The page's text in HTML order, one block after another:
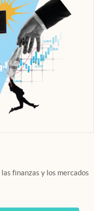
finanzas y los mercados